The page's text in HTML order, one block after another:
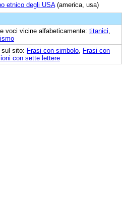
etnico degli USA(america, usa)
voci vicine alfabeticamente: titanici
sul sito: Frasi con simbolo Frasi con
con sette lettere